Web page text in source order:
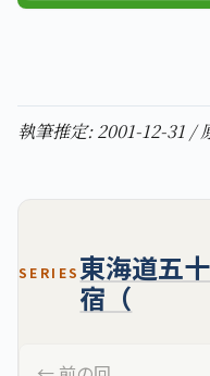
執筆推定: 2001-12-31
SERIES 東海道五
宿（